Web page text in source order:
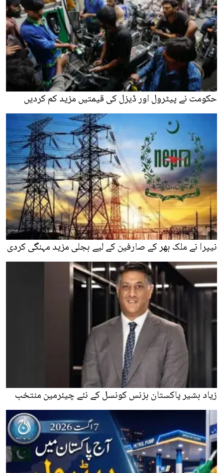
حکومت نے پیٹرول اور ڈیزل کی قیمتیں مزید کم کردیں
نیپرا نے ملک بھر کے صارفین کے لیے بجلی مزید مہنگی کردی
زیاد بشیر پاکستان بزنس کونسل کے نئے چیئرمین منتخب